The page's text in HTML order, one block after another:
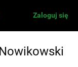
Zaloguj się